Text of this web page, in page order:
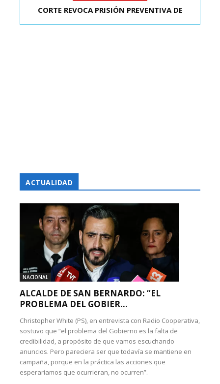
CASO FIDEL ESPINOZA: SENADO PIDE “EVITAR
CORTE REVOCA PRISIÓN PREVENTIVA DE
ACTUALIDAD
NACIONAL
ALCALDE DE SAN BERNARDO: “EL
PROBLEMA DEL GOBIER...
Christopher White (PS), en entrevista con Radio Cooperativa,
sostuvo que “el problema del Gobierno es la falta de
credibilidad, a propósito de que vamos escuchando
anuncios. Pero pareciera ser que todavía se mantiene en
campaña, porque en la práctica las acciones que
esperaríamos que ocurrieran, no ocurren”.